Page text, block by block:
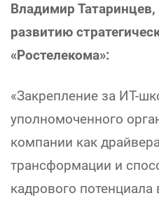
Владимир
развитию
«Ростелекома»:
«Закрепление за ИТ-
уполномоченного
компании как
трансформации и
кадрового потенциала